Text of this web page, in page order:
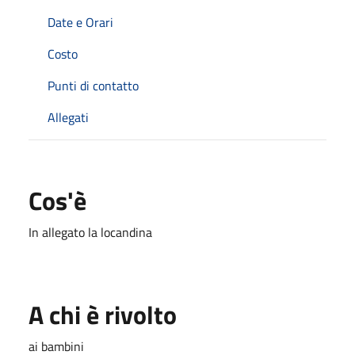
Date e Orari
Costo
Punti di contatto
Allegati
Cos'è
In allegato la locandina
A chi è rivolto
ai bambini